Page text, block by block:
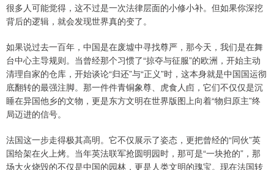
很多人可能觉得，这不过是一次法律层面的小修小补。但如果你深挖
背后的逻辑，就会发现世界真的变了。
如果说过去一百年，中国是在废墟中寻找尊严，那今天，我们是在舞
台中心主导规则。当曾经那个习惯了“掠夺与征服”的欧洲，开始主动
清理自家的仓库，开始谈论“归还”与“正义”时，这本身就是中国国运彻
底翻转的最强注脚。那一件件青铜象尊、虎食人卣，它们不仅仅是沉
睡在异国他乡的文物，更是东方文明在世界版图上向着“物归原主”终
局迈进的信号。
法国这一步走得极其高明。它不仅展示了姿态，更把曾经的“同伙”英
国给架在火上烤。当年英法联军抢圆明园时，那可是“一块抢的”，那
场大火烧毁的不仅是中国的园林，更是人类文明的瑰宝。现在法国转